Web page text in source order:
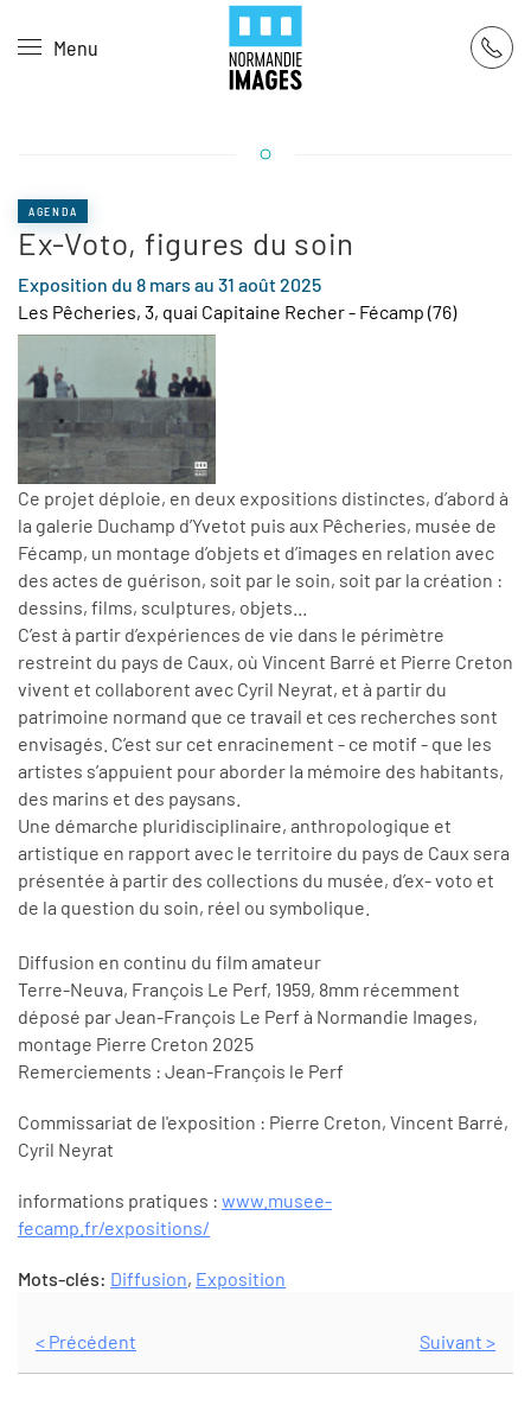
Skip to main content
Menu
AGENDA
Ex-Voto, figures du soin
Exposition du 8 mars au 31 août 2025
Les Pêcheries, 3, quai Capitaine Recher - Fécamp (76)
Ce projet déploie, en deux expositions distinctes, d’abord à
la galerie Duchamp d’Yvetot puis aux Pêcheries, musée de
Fécamp, un montage d’objets et d’images en relation avec
des actes de guérison, soit par le soin, soit par la création :
dessins, films, sculptures, objets...
C’est à partir d’expériences de vie dans le périmètre
restreint du pays de Caux, où Vincent Barré et Pierre Creton
vivent et collaborent avec Cyril Neyrat, et à partir du
patrimoine normand que ce travail et ces recherches sont
envisagés. C’est sur cet enracinement - ce motif - que les
artistes s’appuient pour aborder la mémoire des habitants,
des marins et des paysans.
Une démarche pluridisciplinaire, anthropologique et
artistique en rapport avec le territoire du pays de Caux sera
présentée à partir des collections du musée, d’ex- voto et
de la question du soin, réel ou symbolique.
Diffusion en continu du film amateur
Terre-Neuva, François Le Perf, 1959, 8mm récemment
déposé par Jean-François Le Perf à Normandie Images,
montage Pierre Creton 2025
Remerciements : Jean-François le Perf
Commissariat de l'exposition : Pierre Creton, Vincent Barré,
Cyril Neyrat
informations pratiques : www.musee-
fecamp.fr/expositions/
Mots-clés: Diffusion, Exposition
< Précédent Suivant >
Panneau de gestion des cookies